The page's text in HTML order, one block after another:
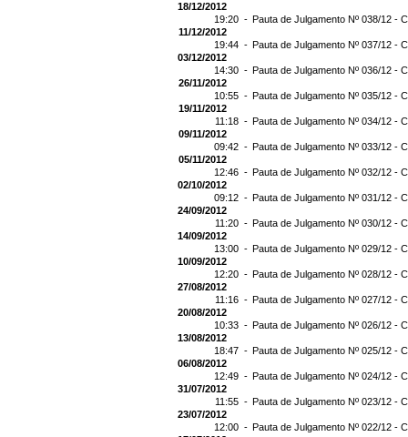
18/12/2012
19:20 - Pauta de Julgamento Nº 038/12 -
11/12/2012
19:44 - Pauta de Julgamento Nº 037/12 -
03/12/2012
14:30 - Pauta de Julgamento Nº 036/12 -
26/11/2012
10:55 - Pauta de Julgamento Nº 035/12 -
19/11/2012
11:18 - Pauta de Julgamento Nº 034/12 -
09/11/2012
09:42 - Pauta de Julgamento Nº 033/12 -
05/11/2012
12:46 - Pauta de Julgamento Nº 032/12 -
02/10/2012
09:12 - Pauta de Julgamento Nº 031/12 -
24/09/2012
11:20 - Pauta de Julgamento Nº 030/12 -
14/09/2012
13:00 - Pauta de Julgamento Nº 029/12 -
10/09/2012
12:20 - Pauta de Julgamento Nº 028/12 -
27/08/2012
11:16 - Pauta de Julgamento Nº 027/12 -
20/08/2012
10:33 - Pauta de Julgamento Nº 026/12 -
13/08/2012
18:47 - Pauta de Julgamento Nº 025/12 -
06/08/2012
12:49 - Pauta de Julgamento Nº 024/12 -
31/07/2012
11:55 - Pauta de Julgamento Nº 023/12 -
23/07/2012
12:00 - Pauta de Julgamento Nº 022/12 -